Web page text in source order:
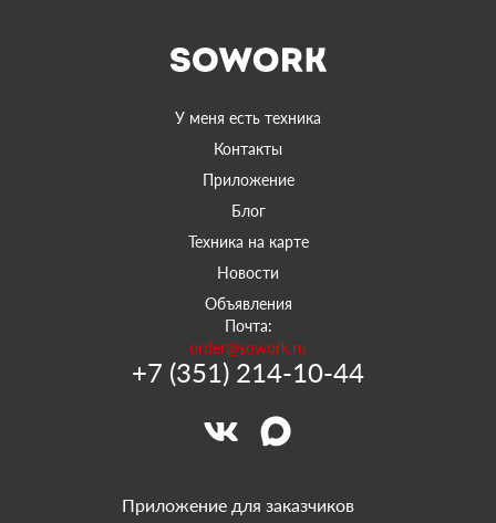
У меня есть техника
Контакты
Приложение
Блог
Техника на карте
Новости
Объявления
Почта:
order@sowork.ru
+7 (351) 214-10-44
Приложение для заказчиков